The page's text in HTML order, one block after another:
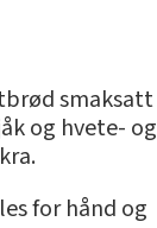
smaksatt
og hvete- og
for hånd og